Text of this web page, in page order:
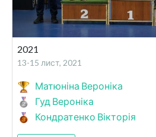
2021
13-15 лист, 2021
Матюніна Вероніка
Гуд Вероніка
Кондратенко Вікторія